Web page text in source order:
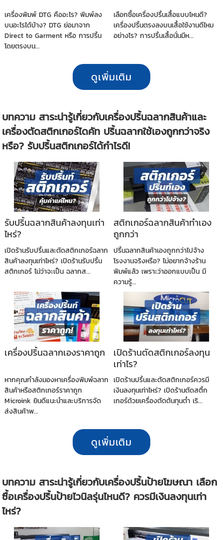
เครื่องพิมพ์ DTG คืออะไร? พิมพ์ลง
บนอะไรได้บ้าง? DTG ย่อมาจาก
Direct to Garment หรือ การปริ้น
โดยตรงบน...
เลือกซื้อเครื่องปริ้นเสื้อแบบไหนดี?
เครื่องปริ้นตรงลงบนเสื้อใช้งานดีไหม
อย่างไร? การปริ้นเสื้อนั่นมีห...
ดูเพิ่มเติม
บทความ สาระน่ารู้เกี่ยวกับเครื่องปริ้นฉลากสินค้าและ
เครื่องตัดสติกเกอร์ไดคัท ปริ้นฉลากใช้เองถูกกว่าจริง
หรือ? รับปริ้นสติกเกอร์ได้กำไรดี!
รับปริ้นฉลากสินค้าลงทุนเท่า
ไหร่?
เปิดร้านรับปริ้นและตัดสติกเกอร์ฉลาก
สินค้าลงทุนเท่าไหร่? เปิดร้านรับปริ้น
สติกเกอร์ ไม่ว่าจะเป็น ฉลากส...
สติกเกอร์ฉลากสินค้าทำเอง
ถูกกว่า
ปริ้นฉลากสินค้าเองถูกกว่าไปจ้าง
โรงงานจริงหรือ? ไม่อยากจ้างร้าน
พิมพ์แล้ว เพราะว่าออกแบบเป็น มี
ความรู้...
เครื่องปริ้นฉลากเองราคาถูก
หากคุณกำลังมองหาเครื่องพิมพ์ฉลาก
สินค้าหรือสติกเกอร์ราคาถูก
Microink ยินดีแนะนำและบริการจัด
ส่งสินค้าพ...
เปิดร้านตัดสติกเกอร์ลงทุน
เท่าไร?
เปิดร้านปริ้นและตัดสติกเกอร์ควรมี
เงินลงทุนเท่าไหร่? เปิดร้านตัดสติ้ก
เกอร์ด้วยเครื่องตัดต้นทุนต่ำ เริ...
ดูเพิ่มเติม
บทความ สาระน่ารู้เกี่ยวกับเครื่องปริ้นป้ายโฆษณา เลือก
ซื้อเครื่องปริ้นป้ายไวนิลรุ่นไหนดี? ควรมีเงินลงทุนเท่า
ไหร่?